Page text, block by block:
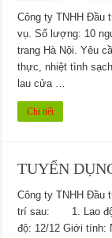
Công ty TNHH Đầu
vụ. Số lượng: 10
trang Hà Nội. Yêu
thực, nhiệt tình
lau cửa …
Chi tiết
TUYỂN
Công ty TNHH Đầu
trí sau: 1. Lao
độ: 12/12 Giới tính: